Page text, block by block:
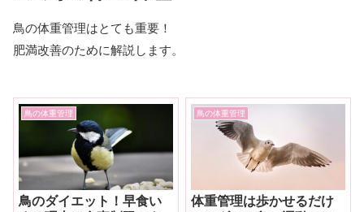
鳥の体重管理はとても重要！
肥満改善のために解説します。
鳥の体重管理
鳥のダイエット！早食い
鳥の体重管理
体重管理は歩かせるだけ